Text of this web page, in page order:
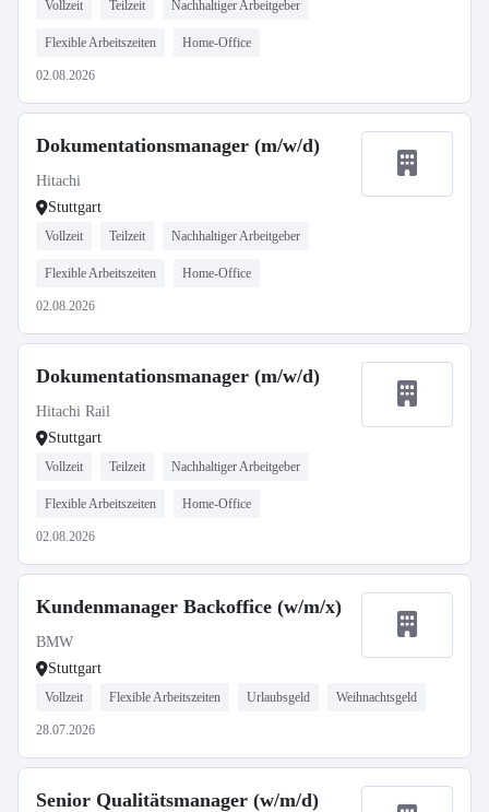
Vollzeit Teilzeit Nachhaltiger Arbeitgeber
Flexible Arbeitszeiten Home-Office
02.08.2026
Dokumentationsmanager (m/w/d)
Hitachi
Stuttgart
Vollzeit Teilzeit Nachhaltiger Arbeitgeber
Flexible Arbeitszeiten Home-Office
02.08.2026
Dokumentationsmanager (m/w/d)
Hitachi Rail
Stuttgart
Vollzeit Teilzeit Nachhaltiger Arbeitgeber
Flexible Arbeitszeiten Home-Office
02.08.2026
Kundenmanager Backoffice (w/m/x)
BMW
Stuttgart
Vollzeit Flexible Arbeitszeiten Urlaubsgeld Weihnachtsgeld
28.07.2026
Senior Qualitätsmanager (w/m/d)